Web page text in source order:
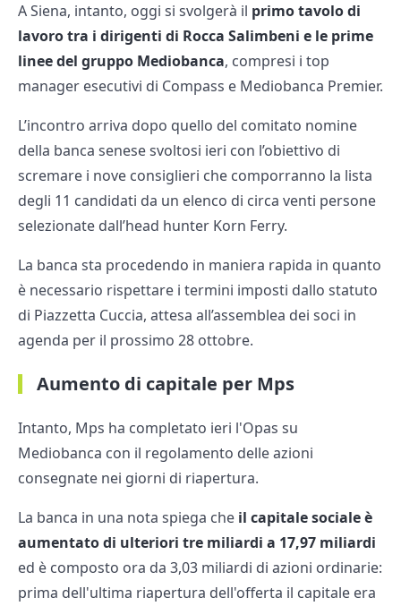
A Siena, intanto, oggi si svolgerà il primo tavolo di
lavoro tra i dirigenti di Rocca Salimbeni e le prime
linee del gruppo Mediobanca, compresi i top
manager esecutivi di Compass e Mediobanca Premier.
L’incontro arriva dopo quello del comitato nomine
della banca senese svoltosi ieri con l’obiettivo di
scremare i nove consiglieri che comporranno la lista
degli 11 candidati da un elenco di circa venti persone
selezionate dall’head hunter Korn Ferry.
La banca sta procedendo in maniera rapida in quanto
è necessario rispettare i termini imposti dallo statuto
di Piazzetta Cuccia, attesa all’assemblea dei soci in
agenda per il prossimo 28 ottobre.
Aumento di capitale per Mps
Intanto, Mps ha completato ieri l'Opas su
Mediobanca con il regolamento delle azioni
consegnate nei giorni di riapertura.
La banca in una nota spiega che il capitale sociale è
aumentato di ulteriori tre miliardi a 17,97 miliardi
ed è composto ora da 3,03 miliardi di azioni ordinarie:
prima dell'ultima riapertura dell'offerta il capitale era